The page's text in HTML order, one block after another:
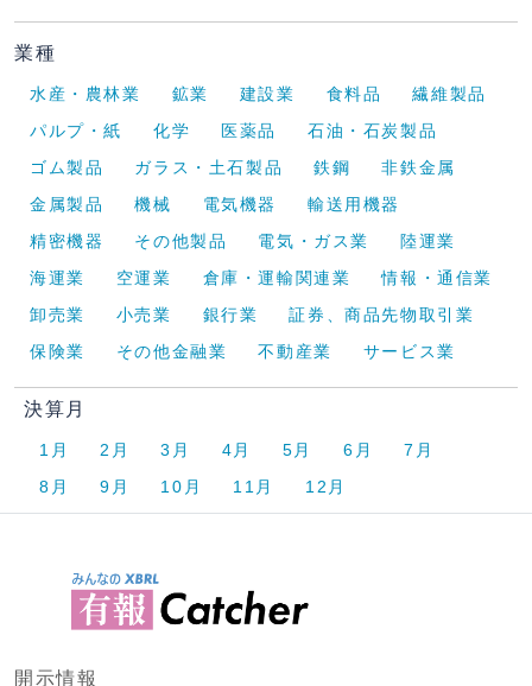
業種
水産・農林業 鉱業 建設業 食料品
繊維製品
パルプ・紙
化学 医薬品
石油・石炭製品
ゴム製品
ガラス・土石製品 鉄鋼
非鉄金属
金属製品
機械 電気機器
輸送用機器
精密機器
その他製品 電気・ガス業
陸運業
海運業
空運業 倉庫・運輸関連業
情報・通信業
卸売業
小売業 銀行業
証券、商品先物取引業
保険業
その他金融業 不動産業 サービス業
決算月
1月 2月 3月 4月 5月 6月
7月
8月
9月 10月 11月 12月
開示情報